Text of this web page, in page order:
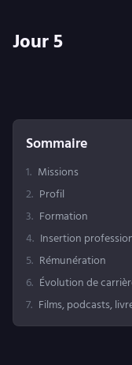
Jour 5
Sommaire
1. Missions
2. Profil
3. Formation
4. Insertion
5. Rémunération
6. Évolution de
7. Films, podcasts,